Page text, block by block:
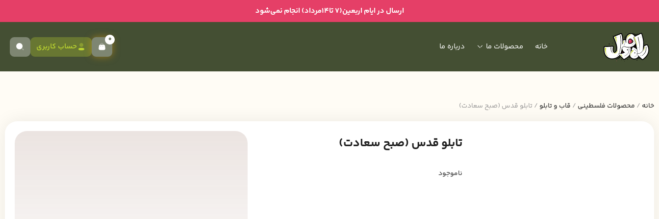
ارسال در ایام اربعین(۷ تا۱۴مرداد) انجام نمی‌شود
خانه محصولات ما درباره ما حساب کاربری
0
خانه / محصولات فلسطینی / قاب و تابلو / تابلو قدس (صبح سعادت)
تابلو قدس (صبح سعادت)
ناموجود